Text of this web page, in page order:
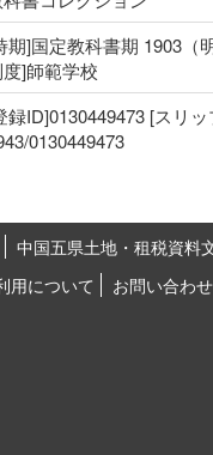
期]国定教科書期 1903（
]師範学校
録ID]0130449473 [スリ
0130449473
中国五県土地・租税資料
用について
お問い合わせ